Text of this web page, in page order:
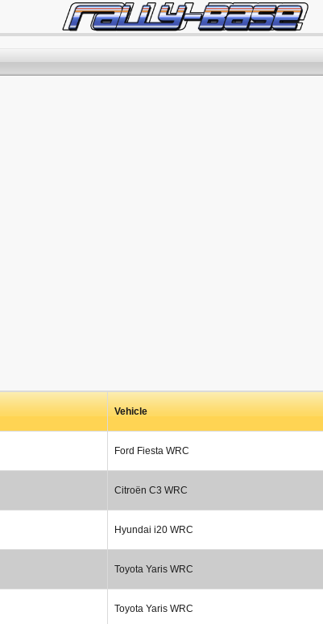
Vehicle
Ford Fiesta WRC
Citroën C3 WRC
Hyundai i20 WRC
Toyota Yaris WRC
Toyota Yaris WRC